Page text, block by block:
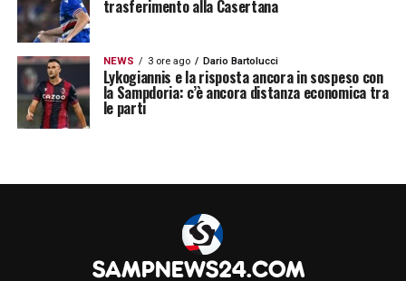
Sarà l’undicesima volta in carriera che
Francesco, il tecnico blucerchiato non ha
mai trovato il pareggio. L’ultima vittoria risale
trasferimento alla Casertana
NEWS 3 ore ago Dario Bartolucci
Lykogiannis e la risposta ancora in sospeso con
la Sampdoria: c’è ancora distanza economica tra
le parti